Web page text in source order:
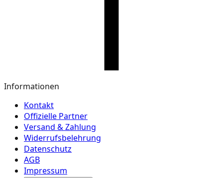
Informationen
Kontakt
Offizielle Partner
Versand & Zahlung
Widerrufsbelehrung
Datenschutz
AGB
Impressum